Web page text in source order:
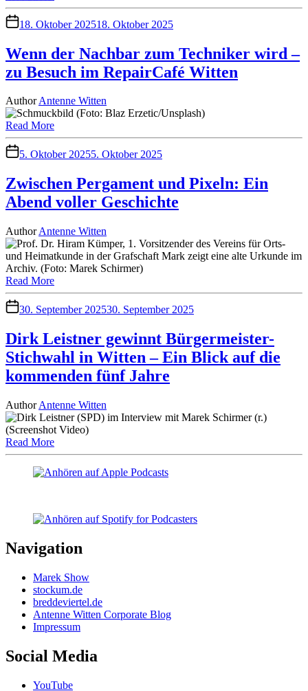
18. Oktober 202518. Oktober 2025
Wenn der Nachbar zum Techniker wird –
zu Besuch im RepairCafé Witten
AuthorAntenne Witten
Read More
5. Oktober 20255. Oktober 2025
Zwischen Pergament und Pixeln: Ein
Abend voller Geschichte
AuthorAntenne Witten
Read More
30. September 202530. September 2025
Dirk Leistner gewinnt Bürgermeister-
Stichwahl in Witten – Ein Blick auf die
kommenden fünf Jahre
AuthorAntenne Witten
Read More
Navigation
Marek Show
stockum.de
breddeviertel.de
Antenne Witten Corporate Blog
Impressum
Social Media
YouTube